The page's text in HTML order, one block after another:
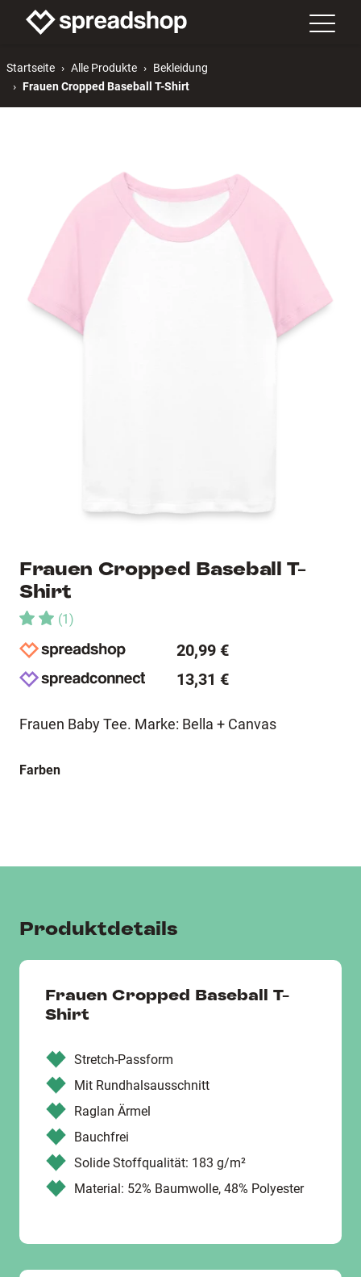
Startseite Alle Produkte
Bekleidung
Frauen Cropped Baseball T-Shirt
Frauen Cropped Baseball T-
Shirt
(1)
20,99 €
13,31 €
Frauen Baby Tee. Marke: Bella + Canvas
Farben
Produktdetails
Frauen Cropped Baseball T-
Shirt
Stretch-Passform
Mit Rundhalsausschnitt
Raglan Ärmel
Bauchfrei
Solide Stoffqualität: 183 g/m²
Material: 52% Baumwolle, 48% Polyester